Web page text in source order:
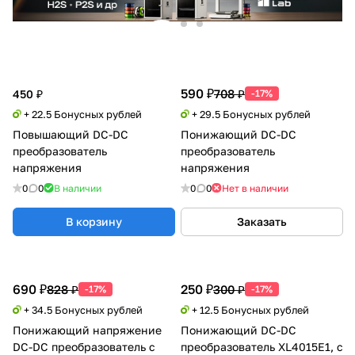
450 ₽
+ 22.5 Бонусных рублей
Повышающий DC-DC
преобразователь
напряжения
0 0 В наличии
В корзину
590 ₽708 ₽ -17%
+ 29.5 Бонусных рублей
Понижающий DC-DC
преобразователь
напряжения
0 0 Нет в наличии
Заказать
690 ₽828 ₽ -17%
+ 34.5 Бонусных рублей
Понижающий напряжение
DC-DC преобразователь с
250 ₽300 ₽ -17%
+ 12.5 Бонусных рублей
Понижающий DC-DC
преобразователь XL4015E1, с